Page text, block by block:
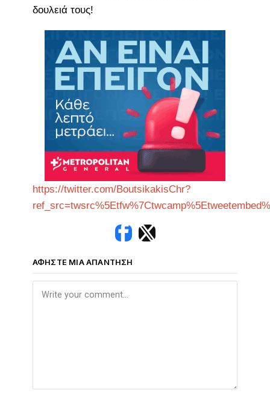
δουλειά τους!
https://twitter.com/BoutsikakisChr?
ΑΦΉΣΤΕ ΜΙΑ ΑΠΆΝΤΗΣΗ